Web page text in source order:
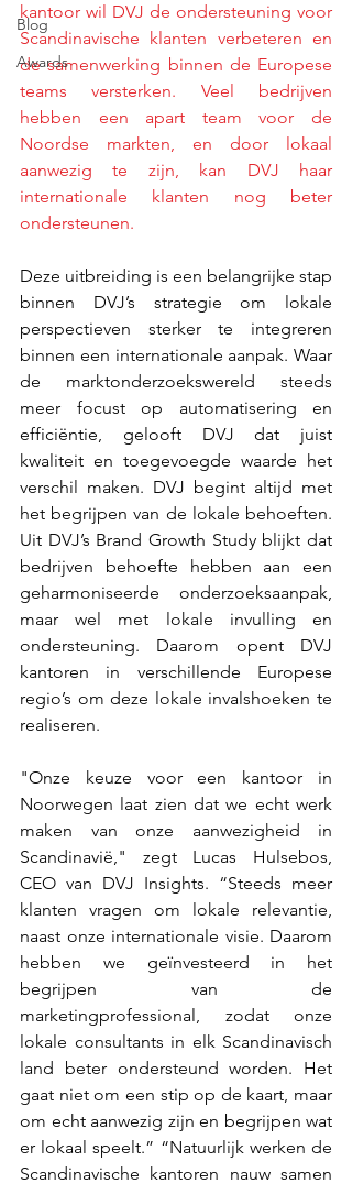
Blog
Awards
kantoor wil DVJ de ondersteuning voor
Scandinavische klanten verbeteren en
de samenwerking binnen de Europese
teams versterken. Veel bedrijven
hebben een apart team voor de
Noordse markten, en door lokaal
aanwezig te zijn, kan DVJ haar
internationale klanten nog beter
ondersteunen.
Deze uitbreiding is een belangrijke stap
binnen DVJ’s strategie om lokale
perspectieven sterker te integreren
binnen een internationale aanpak. Waar
de marktonderzoekswereld steeds
meer focust op automatisering en
efficiëntie, gelooft DVJ dat juist
kwaliteit en toegevoegde waarde het
verschil maken. DVJ begint altijd met
het begrijpen van de lokale behoeften.
Uit DVJ’s Brand Growth Study blijkt dat
bedrijven behoefte hebben aan een
geharmoniseerde onderzoeksaanpak,
maar wel met lokale invulling en
ondersteuning. Daarom opent DVJ
kantoren in verschillende Europese
regio’s om deze lokale invalshoeken te
realiseren.
"Onze keuze voor een kantoor in
Noorwegen laat zien dat we echt werk
maken van onze aanwezigheid in
Scandinavië," zegt Lucas Hulsebos,
CEO van DVJ Insights. “Steeds meer
klanten vragen om lokale relevantie,
naast onze internationale visie. Daarom
hebben we geïnvesteerd in het
begrijpen van de
marketingprofessional, zodat onze
lokale consultants in elk Scandinavisch
land beter ondersteund worden. Het
gaat niet om een stip op de kaart, maar
om echt aanwezig zijn en begrijpen wat
er lokaal speelt.” “Natuurlijk werken de
Scandinavische kantoren nauw samen